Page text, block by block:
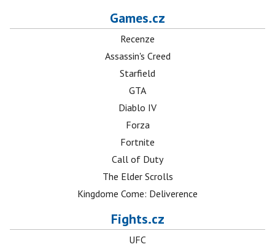
Games.cz
Recenze
Assassin's Creed
Starfield
GTA
Diablo IV
Forza
Fortnite
Call of Duty
The Elder Scrolls
Kingdome Come: Deliverence
Fights.cz
UFC